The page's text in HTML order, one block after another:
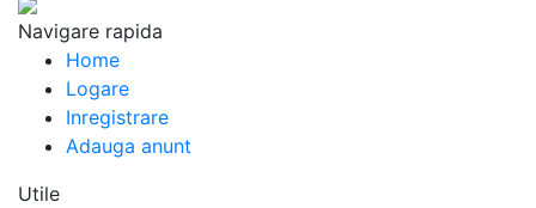
Navigare rapida
Home
Logare
Inregistrare
Adauga anunt
Utile